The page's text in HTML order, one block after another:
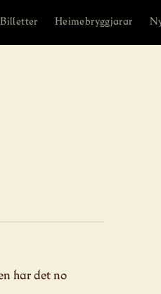
Billetter Heimebryggjarar
har det no